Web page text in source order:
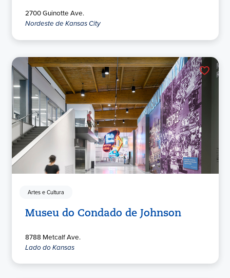
2700 Guinotte Ave.
Nordeste de Kansas City
Artes e Cultura
Museu do Condado de Johnson
8788 Metcalf Ave.
Lado do Kansas